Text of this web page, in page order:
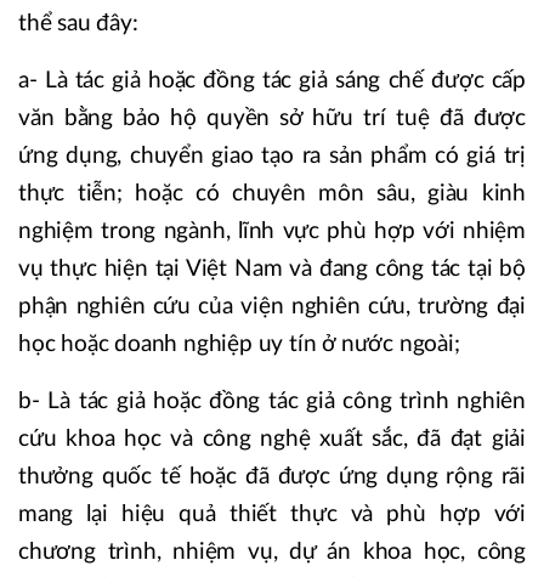
thể sau đây:
a- Là tác giả hoặc đồng tác giả sáng chế được cấp
văn bằng bảo hộ quyền sở hữu trí tuệ đã được
ứng dụng, chuyển giao tạo ra sản phẩm có giá trị
thực tiễn; hoặc có chuyên môn sâu, giàu kinh
nghiệm trong ngành, lĩnh vực phù hợp với nhiệm
vụ thực hiện tại Việt Nam và đang công tác tại bộ
phận nghiên cứu của viện nghiên cứu, trường đại
học hoặc doanh nghiệp uy tín ở nước ngoài;
b- Là tác giả hoặc đồng tác giả công trình nghiên
cứu khoa học và công nghệ xuất sắc, đã đạt giải
thưởng quốc tế hoặc đã được ứng dụng rộng rãi
mang lại hiệu quả thiết thực và phù hợp với
chương trình, nhiệm vụ, dự án khoa học, công